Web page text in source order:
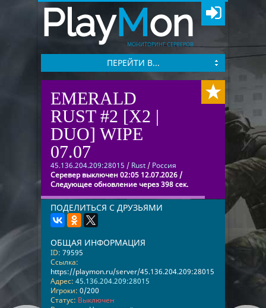
PlayMon
МОНИТОРИНГ СЕРВЕРОВ
ПЕРЕЙТИ В...
EMERALD
RUST #2 [X2 |
DUO] WIPE
07.07
45.136.204.209:28015 / Rust / Россия
Серевер выключен 02:05 12.07.2026 /
Следующее обновление через 398 сек.
ПОДЕЛИТЬСЯ С ДРУЗЬЯМИ
ОБЩАЯ ИНФОРМАЦИЯ
ID: 79595
Ссылка:
https://playmon.ru/server/45.136.204.209:28015
Адрес: 45.136.204.209:28015
Игроки: 0/200
Статус: Выключен